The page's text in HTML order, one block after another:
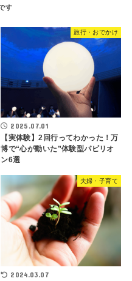
旅行・おでかけ
2025.07.01
【実体験】2回行ってわかった！万
博で“心が動いた”体験型パビリオ
ン6選
夫婦・子育て
2024.03.07